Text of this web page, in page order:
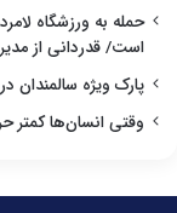
حمله به ورزشگاه
است/ قدردانی از
پارک ویژه سالمندان
وقتی انسان‌ها کمتر